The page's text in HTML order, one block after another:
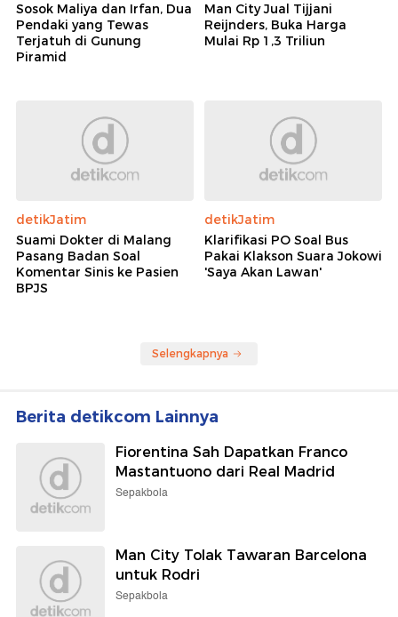
Sosok Maliya dan Irfan, Dua
Pendaki yang Tewas
Terjatuh di Gunung
Piramid
Man City Jual Tijjani
Reijnders, Buka Harga
Mulai Rp 1,3 Triliun
detikJatim
Suami Dokter di Malang
Pasang Badan Soal
Komentar Sinis ke Pasien
BPJS
detikJatim
Klarifikasi PO Soal Bus
Pakai Klakson Suara Jokowi
'Saya Akan Lawan'
Selengkapnya
Berita detikcom Lainnya
Fiorentina Sah Dapatkan Franco
Mastantuono dari Real Madrid
Sepakbola
Man City Tolak Tawaran Barcelona
untuk Rodri
Sepakbola